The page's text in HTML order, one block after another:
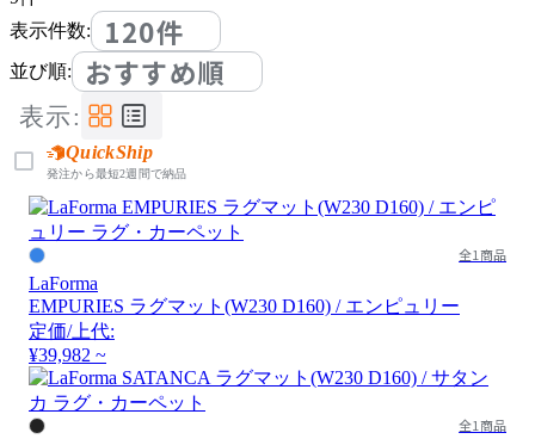
表示件数:
120件
並び順: おすすめ順
表示:
QuickShip
発注から最短2週間で納品
全1商品
LaForma
EMPURIES ラグマット(W230 D160) / エンピュリー
定価/上代:
¥39,982 ~
全1商品